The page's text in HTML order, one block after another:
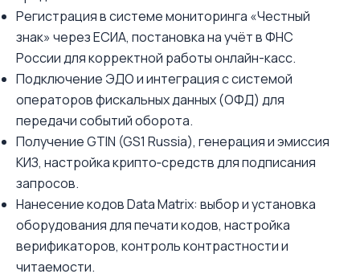
Регистрация в системе мониторинга «Честный
знак» через ЕСИА, постановка на учёт в ФНС
России для корректной работы онлайн-касс.
Подключение ЭДО и интеграция с системой
операторов фискальных данных (ОФД) для
передачи событий оборота.
Получение GTIN (GS1 Russia), генерация и эмиссия
КИЗ, настройка крипто‑средств для подписания
запросов.
Нанесение кодов Data Matrix: выбор и установка
оборудования для печати кодов, настройка
верификаторов, контроль контрастности и
читаемости.